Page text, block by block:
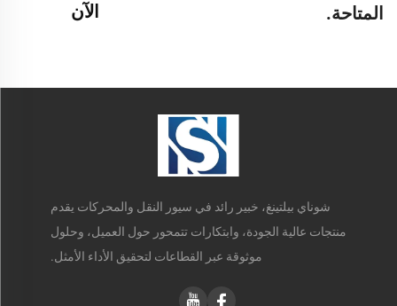
المتاحة.
الآن
شوناي بيلتينغ، خبير رائد في سيور النقل والمحركات يقدم
منتجات عالية الجودة، وابتكارات تتمحور حول العميل، وحلول
موثوقة عبر القطاعات لتحقيق الأداء الأمثل.